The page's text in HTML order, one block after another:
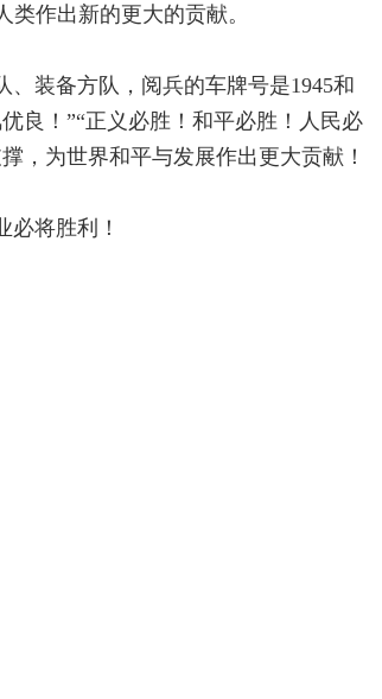
作出新的更大的贡献。
装备方队，阅兵的车牌号是1945和
良！”“正义必胜！和平必胜！人民必
，为世界和平与发展作出更大贡献！
将胜利！